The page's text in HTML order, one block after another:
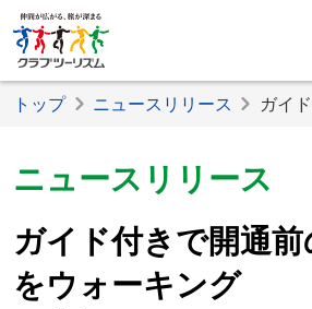
トップ ニュースリリース ガイ
ニュースリリース
ガイド付きで開通
をウォーキング